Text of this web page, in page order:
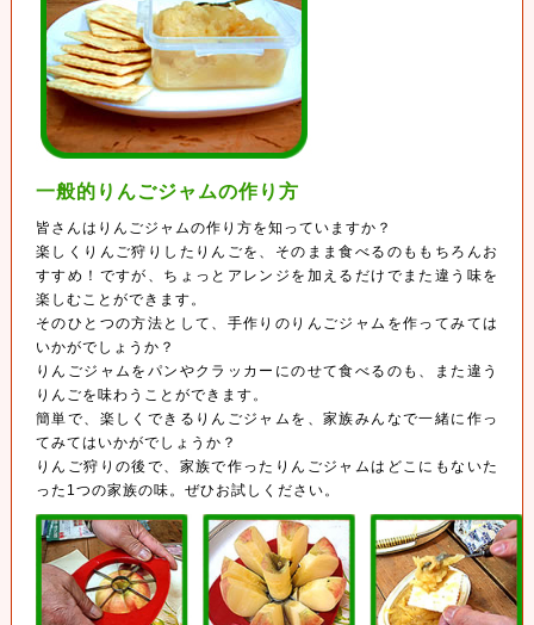
一般的りんごジャムの作り方
皆さんはりんごジャムの作り方を知っていますか？
楽しくりんご狩りしたりんごを、そのまま食べるのももちろんお
すすめ！ですが、ちょっとアレンジを加えるだけでまた違う味を
楽しむことができます。
そのひとつの方法として、手作りのりんごジャムを作ってみては
いかがでしょうか？
りんごジャムをパンやクラッカーにのせて食べるのも、また違う
りんごを味わうことができます。
簡単で、楽しくできるりんごジャムを、家族みんなで一緒に作っ
てみてはいかがでしょうか？
りんご狩りの後で、家族で作ったりんごジャムはどこにもないた
った1つの家族の味。ぜひお試しください。